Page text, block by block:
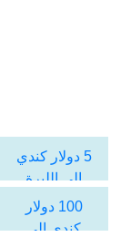
5 دولار كندي
الى الليرة
السورية
100 دولار
كندي الى